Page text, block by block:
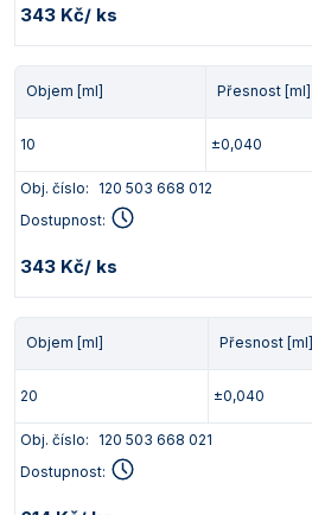
343 Kč/ ks
Objem [ml] Přesnost [ml]
10 ±0,040
Obj. číslo:
120 503 668 012
Dostupnost:
343 Kč/ ks
Objem [ml] Přesnost [ml]
20 ±0,040
Obj. číslo:
120 503 668 021
Dostupnost: